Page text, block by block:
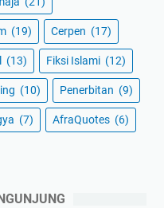
(19) Cerpen (17)
(13) Fiksi Islami (12)
(10) Penerbitan (9)
(7) AfraQuotes (6)